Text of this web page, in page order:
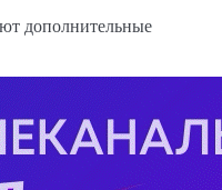
дополнительные